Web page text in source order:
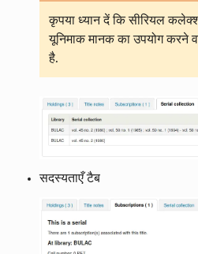
कृपया ध्यान दें कि सीरियल
यूनिमाक मानक का उपयोग करने
है.
सदस्यताएँ टैब